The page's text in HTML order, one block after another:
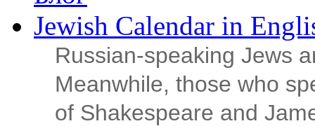
Jewish Calendar in
Russian‑speaking Jews
Meanwhile, those who
of Shakespeare and